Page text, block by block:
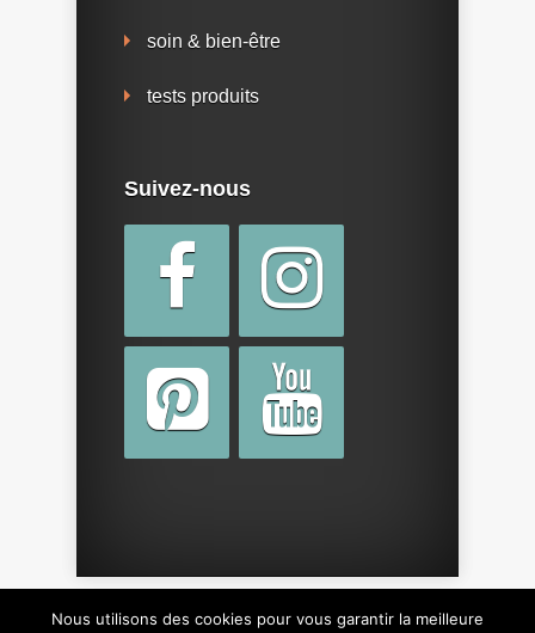
soin & bien-être
tests produits
Suivez-nous
Nous utilisons des cookies pour vous garantir la meilleure